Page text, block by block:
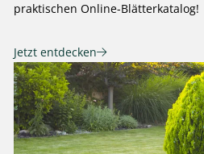
praktischen Online-Blätterkatalog!
Jetzt entdecken